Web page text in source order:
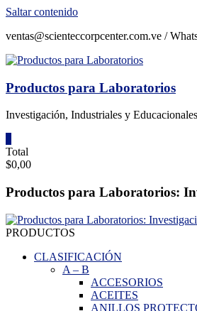
Saltar contenido
ventas@scienteccorpcenter.com.ve /
Productos para Laboratorios
Investigación, Industriales y
Total
$0,00
Productos para Laboratorios:
PRODUCTOS
CLASIFICACIÓN
A – B
ACCESORIOS
ACEITES
ANILLOS